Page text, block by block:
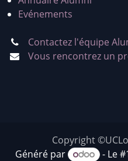
Evénements
Contactez l'équipe
Vous rencontrez un
Copyright
Généré par - Le